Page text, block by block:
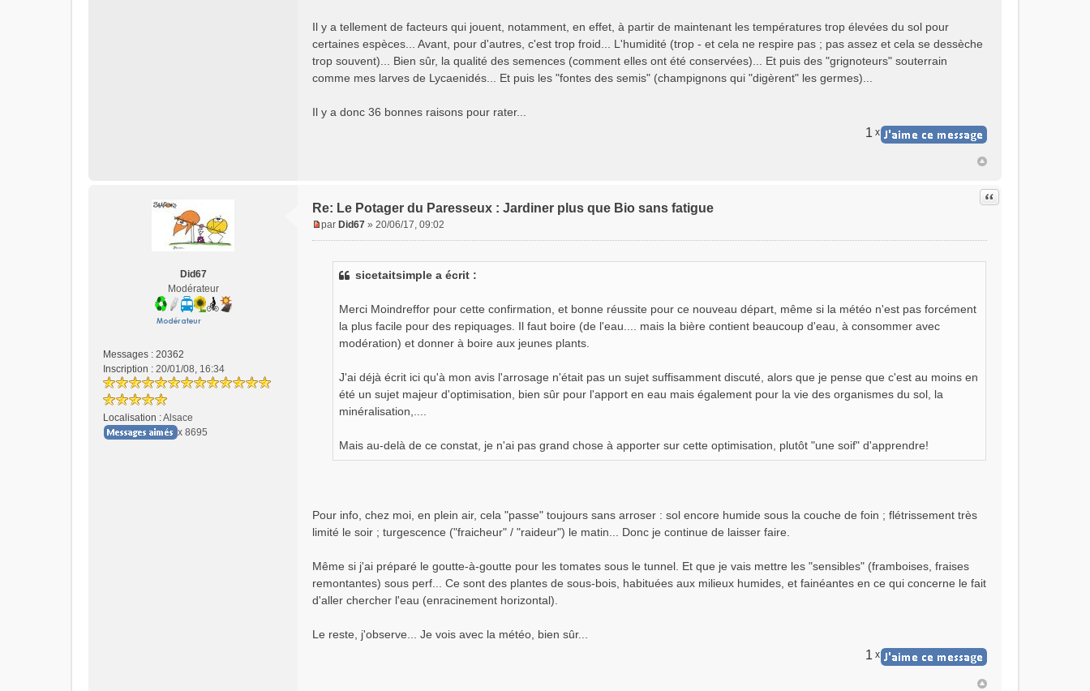
Il y a tellement de facteurs qui jouent, notamment, en effet, à partir de maintenant les températures trop élevées du sol pour
certaines espèces... Avant, pour d'autres, c'est trop froid... L'humidité (trop - et cela ne respire pas ; pas assez et cela se dessèche
trop souvent)... Bien sûr, la qualité des semences (comment elles ont été conservées)... Et puis des "grignoteurs" souterrain
comme mes larves de Lycaenidés... Et puis les "fontes des semis" (champignons qui "digèrent" les germes)...
Il y a donc 36 bonnes raisons pour rater...
1 x
Did67
Modérateur
Messages : 20362
Inscription : 20/01/08, 16:34
Localisation :Alsace
x 8695
Re: Le Potager du Paresseux : Jardiner plus que Bio sans fatigue
Citer
par Did67 » 20/06/17, 09:02
sicetaitsimple a écrit :
Merci Moindreffor pour cette confirmation, et bonne réussite pour ce nouveau départ, même si la météo n'est pas forcément
la plus facile pour des repiquages. Il faut boire (de l'eau.... mais la bière contient beaucoup d'eau, à consommer avec
modération) et donner à boire aux jeunes plants.
J'ai déjà écrit ici qu'à mon avis l'arrosage n'était pas un sujet suffisamment discuté, alors que je pense que c'est au moins en
été un sujet majeur d'optimisation, bien sûr pour l'apport en eau mais également pour la vie des organismes du sol, la
minéralisation,....
Mais au-delà de ce constat, je n'ai pas grand chose à apporter sur cette optimisation, plutôt "une soif" d'apprendre!
Pour info, chez moi, en plein air, cela "passe" toujours sans arroser : sol encore humide sous la couche de foin ; flétrissement très
limité le soir ; turgescence ("fraicheur" / "raideur") le matin... Donc je continue de laisser faire.
Même si j'ai préparé le goutte-à-goutte pour les tomates sous le tunnel. Et que je vais mettre les "sensibles" (framboises, fraises
remontantes) sous perf... Ce sont des plantes de sous-bois, habituées aux milieux humides, et fainéantes en ce qui concerne le fait
d'aller chercher l'eau (enracinement horizontal).
Le reste, j'observe... Je vois avec la météo, bien sûr...
1 x